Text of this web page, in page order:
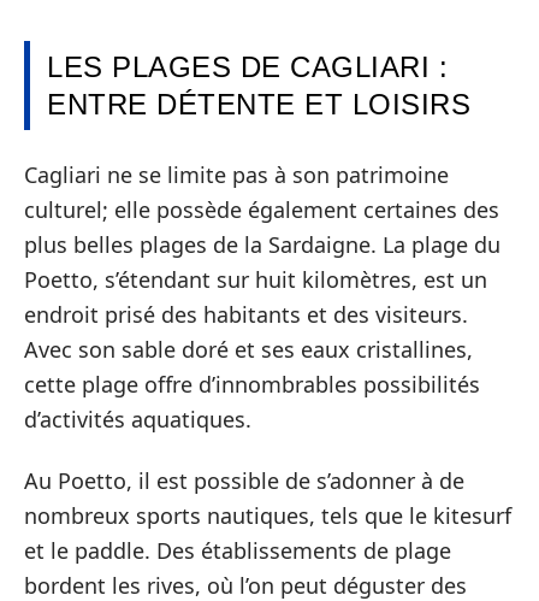
LES PLAGES DE CAGLIARI :
ENTRE DÉTENTE ET LOISIRS
Cagliari ne se limite pas à son patrimoine
culturel; elle possède également certaines des
plus belles plages de la Sardaigne. La plage du
Poetto, s’étendant sur huit kilomètres, est un
endroit prisé des habitants et des visiteurs.
Avec son sable doré et ses eaux cristallines,
cette plage offre d’innombrables possibilités
d’activités aquatiques.
Au Poetto, il est possible de s’adonner à de
nombreux sports nautiques, tels que le kitesurf
et le paddle. Des établissements de plage
bordent les rives, où l’on peut déguster des